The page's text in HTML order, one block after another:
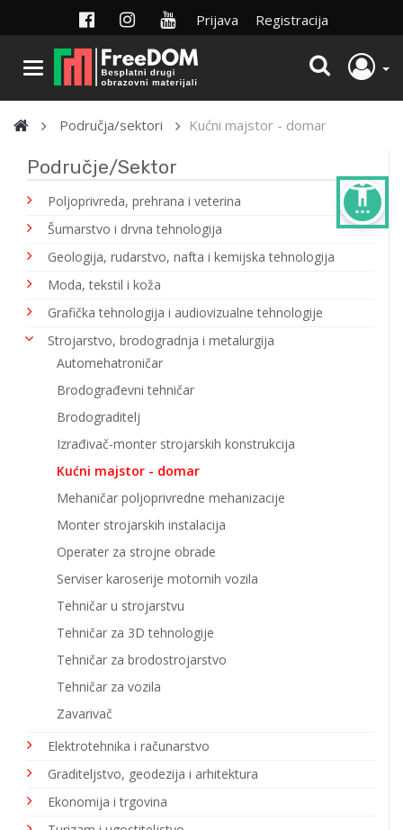
settings_accessibility
Prijava Registracija
Područja/sektori Kućni majstor - domar
Područje/Sektor
Poljoprivreda, prehrana i veterina
Šumarstvo i drvna tehnologija
Geologija, rudarstvo, nafta i kemijska tehnologija
Moda, tekstil i koža
Grafička tehnologija i audiovizualne tehnologije
Strojarstvo, brodogradnja i metalurgija
Automehatroničar
Brodograđevni tehničar
Brodograditelj
Izrađivač-monter strojarskih konstrukcija
Kućni majstor - domar
Mehaničar poljoprivredne mehanizacije
Monter strojarskih instalacija
Operater za strojne obrade
Serviser karoserije motornih vozila
Tehničar u strojarstvu
Tehničar za 3D tehnologije
Tehničar za brodostrojarstvo
Tehničar za vozila
Zavarivač
Elektrotehnika i računarstvo
Graditeljstvo, geodezija i arhitektura
Ekonomija i trgovina